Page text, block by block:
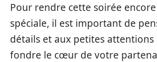
Pour rendre cette soirée
spéciale, il est important de
détails et aux petites
fondre le cœur de votre